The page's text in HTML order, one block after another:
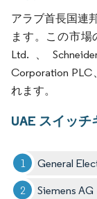
アラブ首長国連
ます。この市
Ltd.、
Corporation PLC
れます。
UAE スイッ
General
Siemens AG